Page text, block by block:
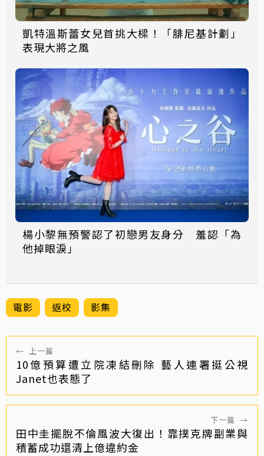
凱特溫斯蕾女兒首挑大樑！「腓尼基計劃」
表現大將之風
楊小黎無預警認了初戀男友身分 羞認「為
他掉眼淚」
電影 返校 影集
← 上一篇
10億預算遭立院凍結刪除 藝人連署挺公視
Janet也表態了
下一篇 →
田中圭擺脫不倫風波大復出！靠撲克牌副業與
積蓄成功還清上億違約金